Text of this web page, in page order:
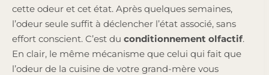
cette odeur et cet état. Après quelques semaines,
l’odeur seule suffit à déclencher l’état associé, sans
effort conscient. C’est du conditionnement olfactif.
En clair, le même mécanisme que celui qui fait que
l’odeur de la cuisine de votre grand-mère vous